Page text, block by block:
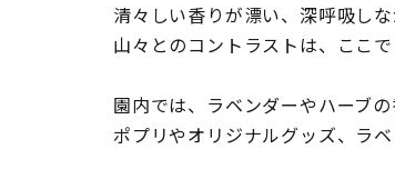
清々しい香りが漂い、深呼吸し
山々とのコントラストは、ここ
園内では、ラベンダーやハーブ
ポプリやオリジナルグッズ、ラ